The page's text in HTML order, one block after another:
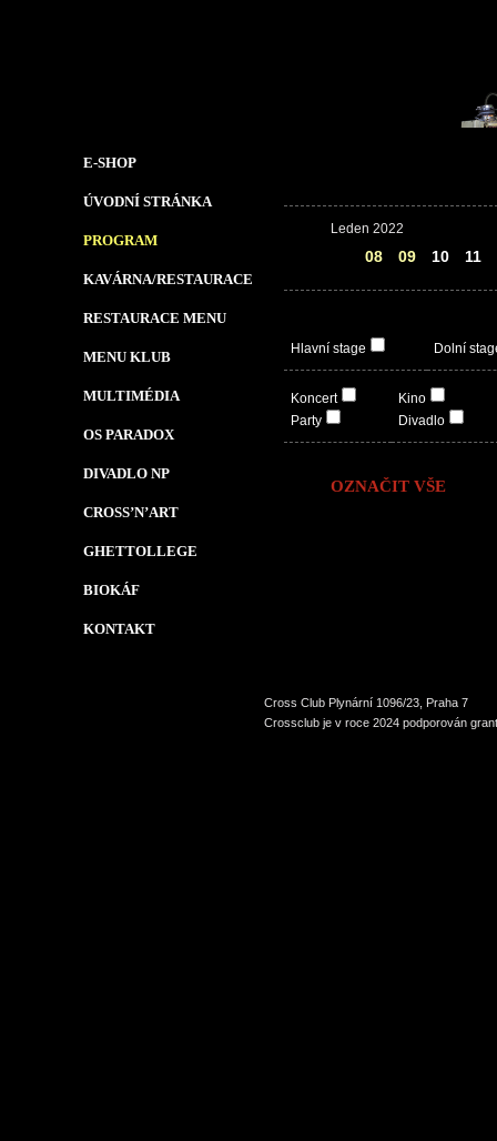
E-SHOP
ÚVODNÍ STRÁNKA
PROGRAM
KAVÁRNA/RESTAURACE
RESTAURACE MENU
MENU KLUB
MULTIMÉDIA
OS PARADOX
DIVADLO NP
CROSS’N’ART
GHETTOLLEGE
BIOKÁF
KONTAKT
Leden 2022
08 09 10 11
Hlavní stage Dolní
Koncert
Party
Kino
Divadlo
OZNAČIT VŠE
Cross Club Plynární 1096/23, Praha 7
Crossclub je v roce 2024 podporován